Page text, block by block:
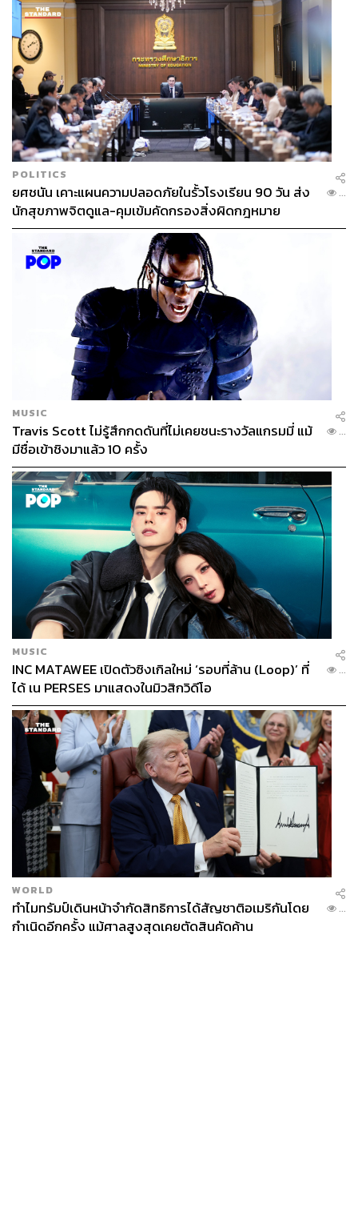
POLITICS
ยศชนัน เคาะแผนความปลอดภัยในรั้วโรงเรียน 90 วัน ส่ง
นักสุขภาพจิตดูแล-คุมเข้มคัดกรองสิ่งผิดกฎหมาย
...
MUSIC
Travis Scott ไม่รู้สึกกดดันที่ไม่เคยชนะรางวัลแกรมมี่ แม้
มีชื่อเข้าชิงมาแล้ว 10 ครั้ง
...
MUSIC
INC MATAWEE เปิดตัวซิงเกิลใหม่ ‘รอบที่ล้าน (Loop)’ ที่
ได้ เน PERSES มาแสดงในมิวสิกวิดีโอ
...
WORLD
ทำไมทรัมป์เดินหน้าจำกัดสิทธิการได้สัญชาติอเมริกันโดย
กำเนิดอีกครั้ง แม้ศาลสูงสุดเคยตัดสินคัดค้าน
...